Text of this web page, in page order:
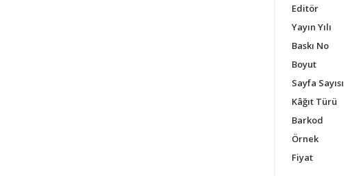
Editör
Yayın Yılı
Baskı No
Boyut
Sayfa Sayısı
Kâğıt Türü
Barkod
Örnek
Fiyat